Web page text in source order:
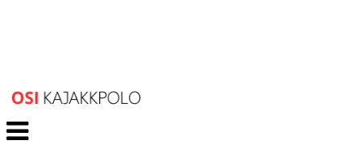
Veksle
navigasjon